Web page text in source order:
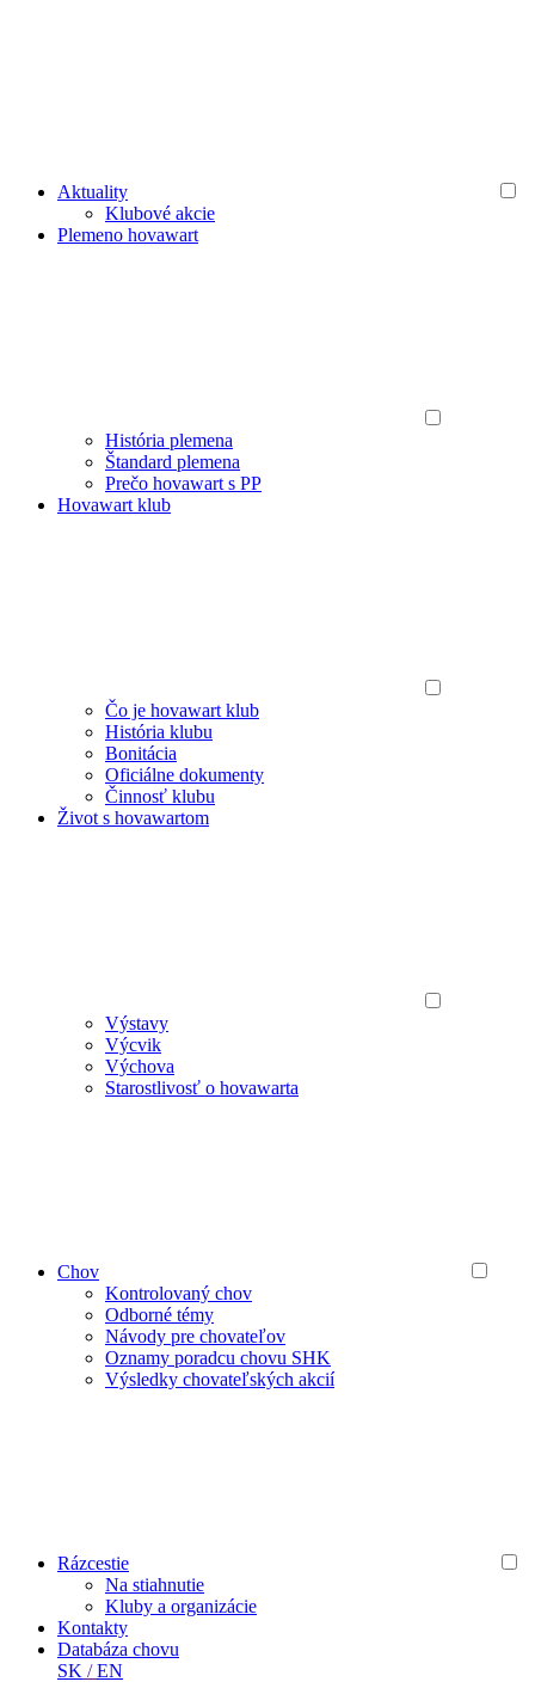
Aktuality
Klubové akcie
Plemeno hovawart
História plemena
Štandard plemena
Prečo hovawart s PP
Hovawart klub
Čo je hovawart klub
História klubu
Bonitácia
Oficiálne dokumenty
Činnosť klubu
Život s hovawartom
Výstavy
Výcvik
Výchova
Starostlivosť o hovawarta
Chov
Kontrolovaný chov
Odborné témy
Návody pre chovateľov
Oznamy poradcu chovu SHK
Výsledky chovateľských akcií
Rázcestie
Na stiahnutie
Kluby a organizácie
Kontakty
Databáza chovu
SK /EN